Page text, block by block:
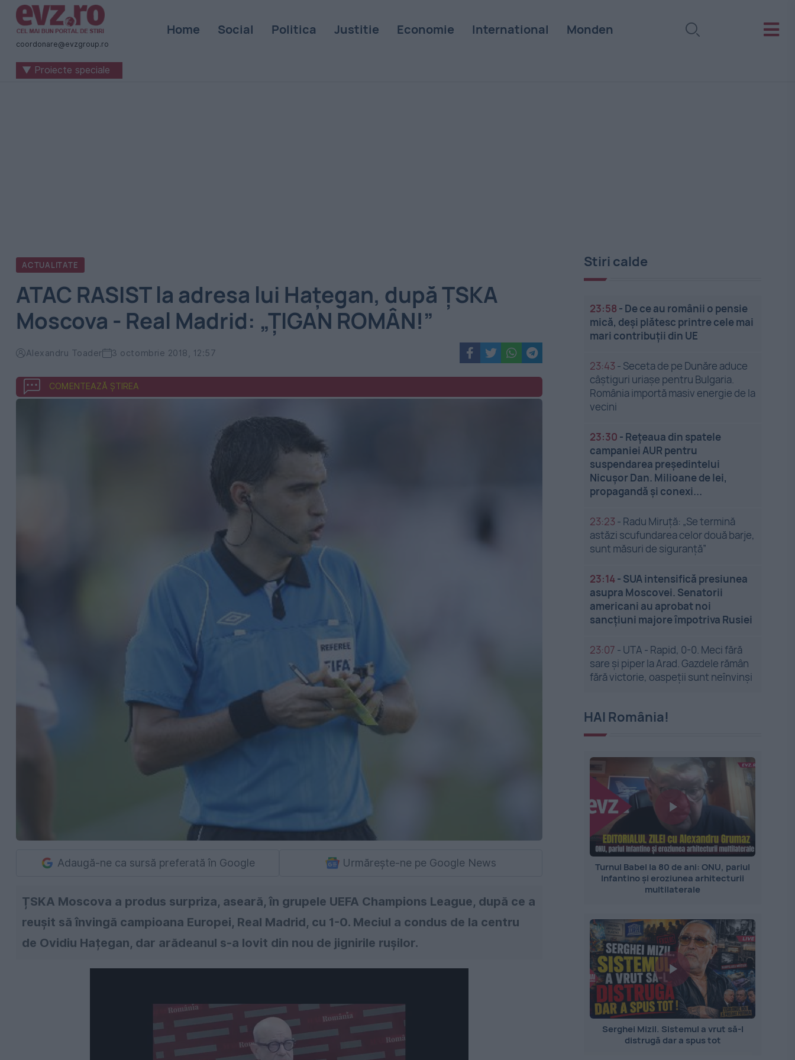
Știri
naționale
internaționale
coordonare@evzgroup.ro
Home Social Politica Justitie Economie International Monden
▼ Proiecte speciale
ACTUALITATE
ATAC RASIST la adresa lui Hațegan, după ȚSKA
Moscova - Real Madrid: „ȚIGAN ROMÂN!”
Alexandru Toader 3 octombrie 2018, 12:57
COMENTEAZĂ ȘTIREA
Adaugă-ne ca sursă preferată în Google Urmărește-ne pe Google News
ȚSKA Moscova a produs surpriza, aseară, în grupele UEFA Champions League, după ce a
reușit să învingă campioana Europei, Real Madrid, cu 1-0. Meciul a condus de la centru
de Ovidiu Hațegan, dar arădeanul s-a lovit din nou de jignirile rușilor.
Stiri calde
23:58 - De ce au românii o pensie
mică, deși plătesc printre cele mai
mari contribuții din UE
23:43 - Seceta de pe Dunăre aduce
câștiguri uriașe pentru Bulgaria.
România importă masiv energie de la
vecini
23:30 - Rețeaua din spatele
campaniei AUR pentru
suspendarea președintelui
Nicușor Dan. Milioane de lei,
propagandă și conexi...
23:23 - Radu Miruță: „Se termină
astăzi scufundarea celor două barje,
sunt măsuri de siguranţă”
23:14- SUA intensifică presiunea
asupra Moscovei. Senatorii
americani au aprobat noi
sancțiuni majore împotriva Rusiei
23:07 - UTA - Rapid, 0-0. Meci fără
sare și piper la Arad. Gazdele rămân
fără victorie, oaspeții sunt neînvinși
HAI România!
Turnul Babel la 80 de ani: ONU, pariul
Infantino și eroziunea arhitecturii
multilaterale
Serghei Mizil. Sistemul a vrut să-l
distrugă dar a spus tot